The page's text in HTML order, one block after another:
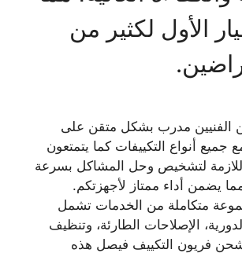
الأول لكثير من
الفنيين مدرب بشكل متقن على
جميع أنواع التكييفات كما يتمتعون
اللازمة لتشخيص وحل المشاكل بسرعة
يضمن أداء ممتاز لأجهزتكم.
متكاملة من الخدمات تشمل
الإصلاحات الطارئة، وتنظيف
فريون التكييف فيصل هذه